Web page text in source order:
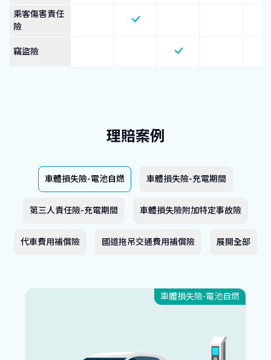
乘客傷害責任
險
竊盜險
理賠案例
車體損失險-電池自燃 車體損失險-充電期間
第三人責任險-充電期間 車體損失險附加特定事故險
代車費用補償險 國道拖吊交通費用補償險 展開全部
車體損失險-電池自燃